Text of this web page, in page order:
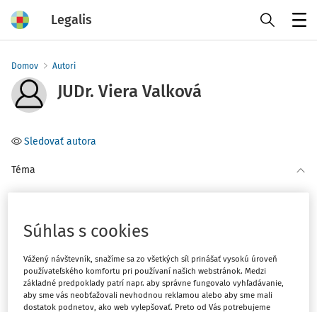
Legalis
Domov Autori
JUDr. Viera Valková
Sledovať autora
Téma
Počet vyhľadaných dokumentov:2
Zoradiť podľa:
Najnovšie
Najstaršie
Súhlas s cookies
Vážený návštevník, snažíme sa zo všetkých síl prinášať vysokú úroveň
používateľského komfortu pri používaní našich webstránok. Medzi
základné predpoklady patrí napr. aby správne fungovalo vyhľadávanie,
aby sme vás neobťažovali nevhodnou reklamou alebo aby sme mali
dostatok podnetov, ako web vylepšovať. Preto od Vás potrebujeme